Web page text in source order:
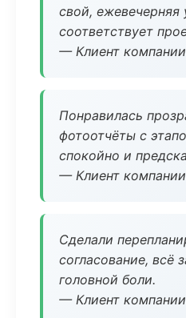
свой, ежевечерняя
соответствует
— Клиент компании
Понравилась
фотоотчёты с
спокойно и
— Клиент компании
Сделали
согласование, всё
головной боли.
— Клиент компании